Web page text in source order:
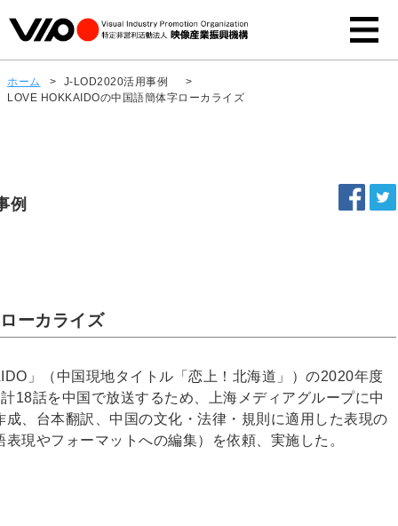
ホーム > J-LOD2020活用事例
>
LOVE HOKKAIDOの中国語簡体字ローカライズ
例
ーカライズ
」（中国現地タイトル「恋上！北海道」）の2020年度
18話を中国で放送するため、上海メディアグループに中
、台本翻訳、中国の文化・法律・規則に適用した表現の
現やフォーマットへの編集）を依頼、実施した。